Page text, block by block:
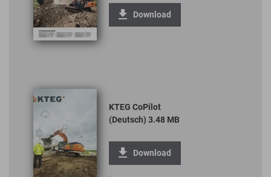
Download
KTEG CoPilot
(Deutsch) 3.48 MB
Download